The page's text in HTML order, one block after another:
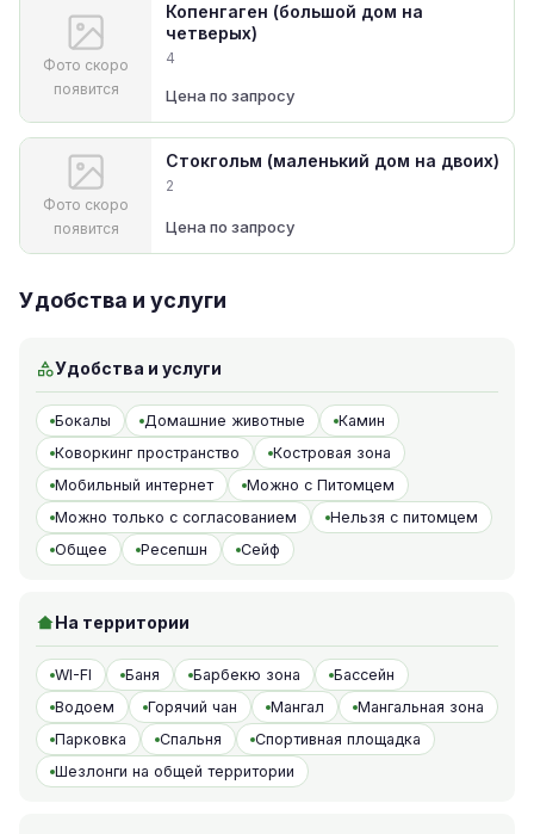
Фото скоро
появится
Копенгаген (большой дом на
четверых)
4
Цена по запросу
Фото скоро
появится
Стокгольм (маленький дом на двоих)
2
Цена по запросу
Удобства и услуги
Удобства и услуги
Бокалы Домашние животные
Камин
Коворкинг пространство
Костровая зона
Мобильный интернет
Можно с Питомцем
Можно только с согласованием
Нельзя с питомцем
Общее
Ресепшн Сейф
На территории
WI-FI Баня Барбекю зона
Бассейн
Водоем
Горячий чан Мангал
Мангальная зона
Парковка
Спальня
Спортивная площадка
Шезлонги на общей территории